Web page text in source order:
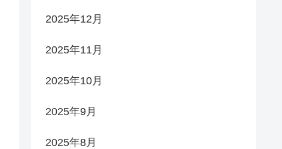
2025年12月
2025年11月
2025年10月
2025年9月
2025年8月